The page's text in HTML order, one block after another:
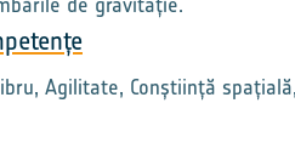
Agilitate, Conștiință